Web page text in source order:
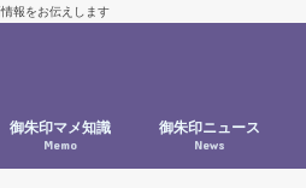
報をお伝えします
御朱印マメ知識
Memo
御朱印ニュース
News